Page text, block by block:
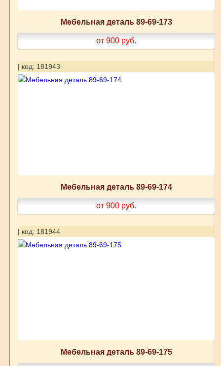
Мебельная деталь 89-69-173
от 900 руб.
| код: 181943
Мебельная деталь 89-69-174
от 900 руб.
| код: 181944
Мебельная деталь 89-69-175